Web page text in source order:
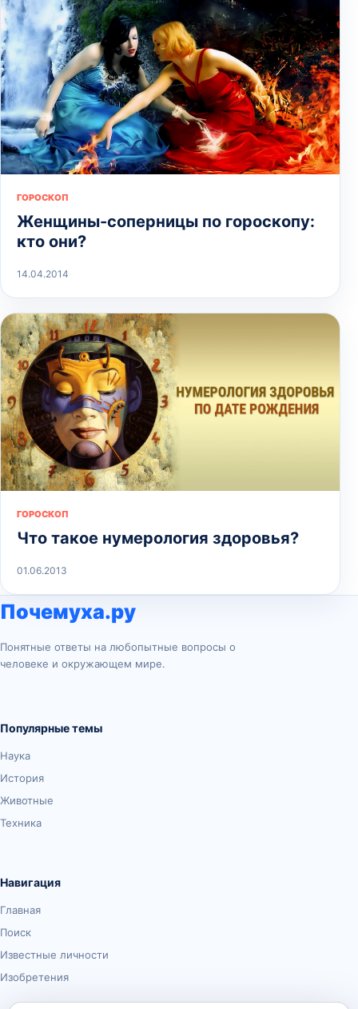
ГОРОСКОП
Женщины-соперницы по гороскопу:
кто они?
14.04.2014
ГОРОСКОП
Что такое нумерология здоровья?
01.06.2013
Почемуха.ру
Понятные ответы на любопытные вопросы о
человеке и окружающем мире.
Популярные темы
Наука
История
Животные
Техника
Навигация
Главная
Поиск
Известные личности
Изобретения